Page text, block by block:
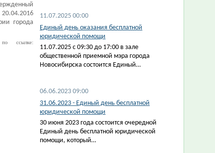
города
ссылке:
11.07.2025 00:00
Единый день оказания бесплатной
юридической помощи
11.07.2025 с 09:30 до 17:00 в зале
общественной приемной мэра города
Новосибирска состоится Единый…
06.06.2023 09:00
31.06.2023 - Единый день бесплатной
юридической помощи
30 июня 2023 года состоится очередной
Единый день бесплатной юридической
помощи, который…